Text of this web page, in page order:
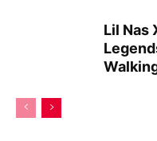
Lil Nas